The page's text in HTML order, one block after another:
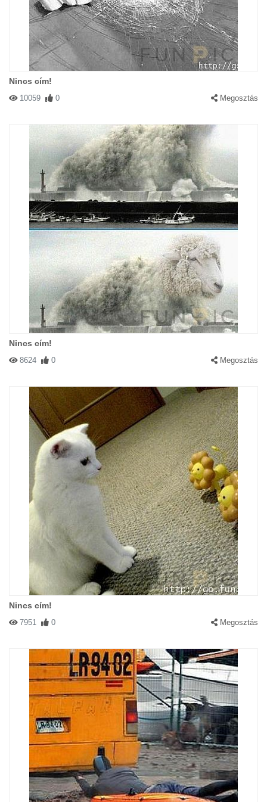
Nincs cím!
10059 0 Megosztás
Nincs cím!
8624 0 Megosztás
Nincs cím!
7951 0 Megosztás